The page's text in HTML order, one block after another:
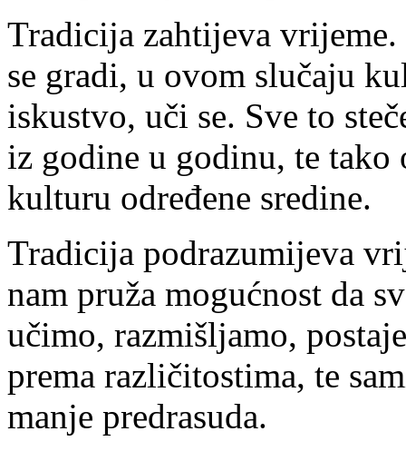
Tradicija zahtijeva
se gradi, u ovom slučaju
iskustvo, uči se. Sve to
iz godine u godinu, te
kulturu određene sredine.
Tradicija podrazumijeva
nam pruža mogućnost da
učimo, razmišljamo,
prema različitostima, te
manje predrasuda.